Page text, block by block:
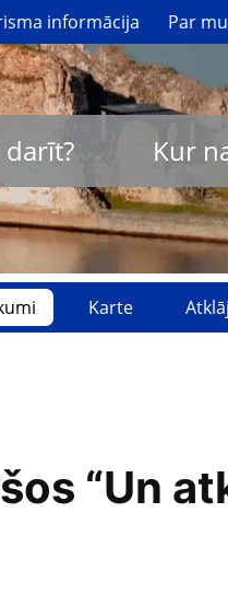
informācija Par
darīt? Kur
Karte
“Un